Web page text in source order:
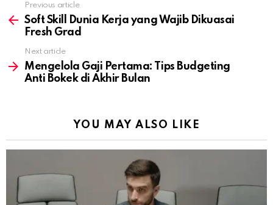
more
Previous article
Soft Skill Dunia Kerja yang Wajib Dikuasai
Fresh Grad
Next article
Mengelola Gaji Pertama: Tips Budgeting
Anti Bokek di Akhir Bulan
YOU MAY ALSO LIKE